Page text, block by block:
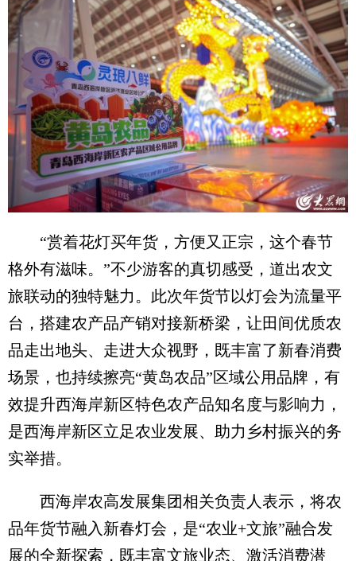
“赏着花灯买年货，方便又正宗，这个春节
格外有滋味。”不少游客的真切感受，道出农文
旅联动的独特魅力。此次年货节以灯会为流量平
台，搭建农产品产销对接新桥梁，让田间优质农
品走出地头、走进大众视野，既丰富了新春消费
场景，也持续擦亮“黄岛农品”区域公用品牌，有
效提升西海岸新区特色农产品知名度与影响力，
是西海岸新区立足农业发展、助力乡村振兴的务
实举措。
西海岸农高发展集团相关负责人表示，将农
品年货节融入新春灯会，是“农业+文旅”融合发
展的全新探索，既丰富文旅业态、激活消费潜